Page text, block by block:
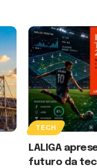
TECH
LALIGA
futuro da